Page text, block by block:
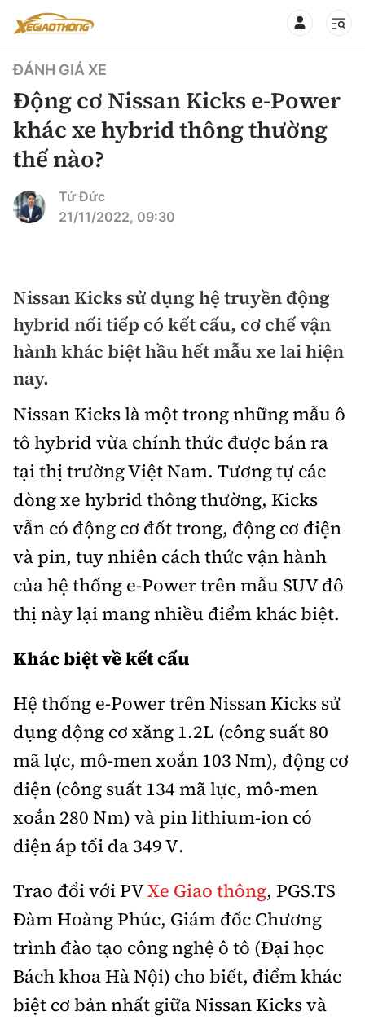
CHUYÊN MỤC
360° xe
Chính sách
Góc nhìn
Tâm điểm
Xe chuyên dụng
Xe máy
Đánh giá xe
Đánh giá xe mới
So sánh
Lái mới
Tư vấn sử dụng
Chọn xe
Lái xe an toàn
Bảo hiểm xe
Sản phẩm bảo hiểm
Bồi thường bảo hiểm
Xe xanh
Video
Review xe
Giới thiệu xe
Tư vấn
Ảnh
Ô tô
Xe máy
Cơ quan chủ quản: Bộ Xây dựng
Tổng biên tập: Nguyễn Thị Hồng Nga
Trưởng ban Ô tô - Xe máy:Nguyễn Tiến Mạnh
Giấy phép số: 03/GP-BC, cấp ngày 22/4/2025
Chuyên trang của Báo Xây dựng
Tòa soạn: Số 2 Nguyễn Công Hoan, phường Giảng Võ,
Hà Nội.
Hotline: 0967 376 459;
Liên hệ quảng cáo phát hành: 0915.057.282
Email: bandoc@baoxaydung.vn
ĐÁNH GIÁ XE
Động cơ Nissan Kicks e-Power
khác xe hybrid thông thường
thế nào?
Tứ Đức
21/11/2022, 09:30
Nissan Kicks sử dụng hệ truyền động
hybrid nối tiếp có kết cấu, cơ chế vận
hành khác biệt hầu hết mẫu xe lai hiện
nay.
Nissan Kicks là một trong những mẫu ô
tô hybrid vừa chính thức được bán ra
tại thị trường Việt Nam. Tương tự các
dòng xe hybrid thông thường, Kicks
vẫn có động cơ đốt trong, động cơ điện
và pin, tuy nhiên cách thức vận hành
của hệ thống e-Power trên mẫu SUV đô
thị này lại mang nhiều điểm khác biệt.
Khác biệt về kết cấu
Hệ thống e-Power trên Nissan Kicks sử
dụng động cơ xăng 1.2L (công suất 80
mã lực, mô-men xoắn 103 Nm), động cơ
điện (công suất 134 mã lực, mô-men
xoắn 280 Nm) và pin lithium-ion có
điện áp tối đa 349 V.
Trao đổi với PVXe Giao thông, PGS.TS
Đàm Hoàng Phúc, Giám đốc Chương
trình đào tạo công nghệ ô tô (Đại học
Bách khoa Hà Nội) cho biết, điểm khác
biệt cơ bản nhất giữa Nissan Kicks và